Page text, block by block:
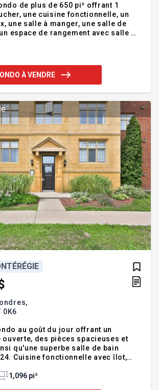
de plus de 650 pi² offrant 1
une cuisine fonctionnelle, un
une salle à manger, une salle de
espace de rangement avec salle de
l'après-midi avec vue dégagée,
Un emplacement de rêve, à
les commodités : écoles,
Grand balcon panoramique sur ville
À VENDRE
0K6
au goût du jour offrant un
ouverte, des pièces spacieuses et
qu'une superbe salle de bain
Cuisine fonctionnelle avec îlot,
de bonnes dimensions,
1,096 pi²